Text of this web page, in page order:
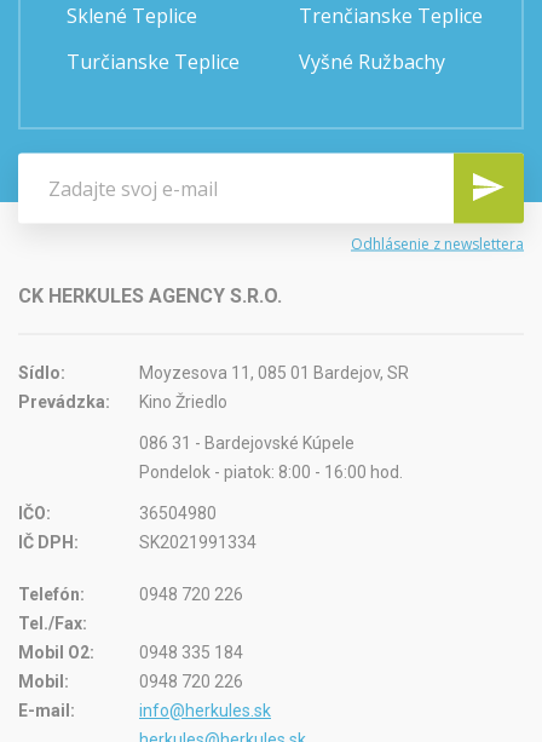
Sklené Teplice
Turčianske Teplice
Trenčianske Teplice
Vyšné Ružbachy
Odhlásenie z newslettera
CK HERKULES AGENCY S.R.O.
Sídlo:
Moyzesova 11, 085 01 Bardejov, SR
Prevádzka:
Kino Žriedlo
086 31 - Bardejovské Kúpele
Pondelok - piatok: 8:00 - 16:00 hod.
IČO:
36504980
IČ DPH:
SK2021991334
Telefón:
0948 720 226
Tel./Fax:
Mobil O2:
0948 335 184
Mobil:
0948 720 226
E-mail:
info@herkules.sk